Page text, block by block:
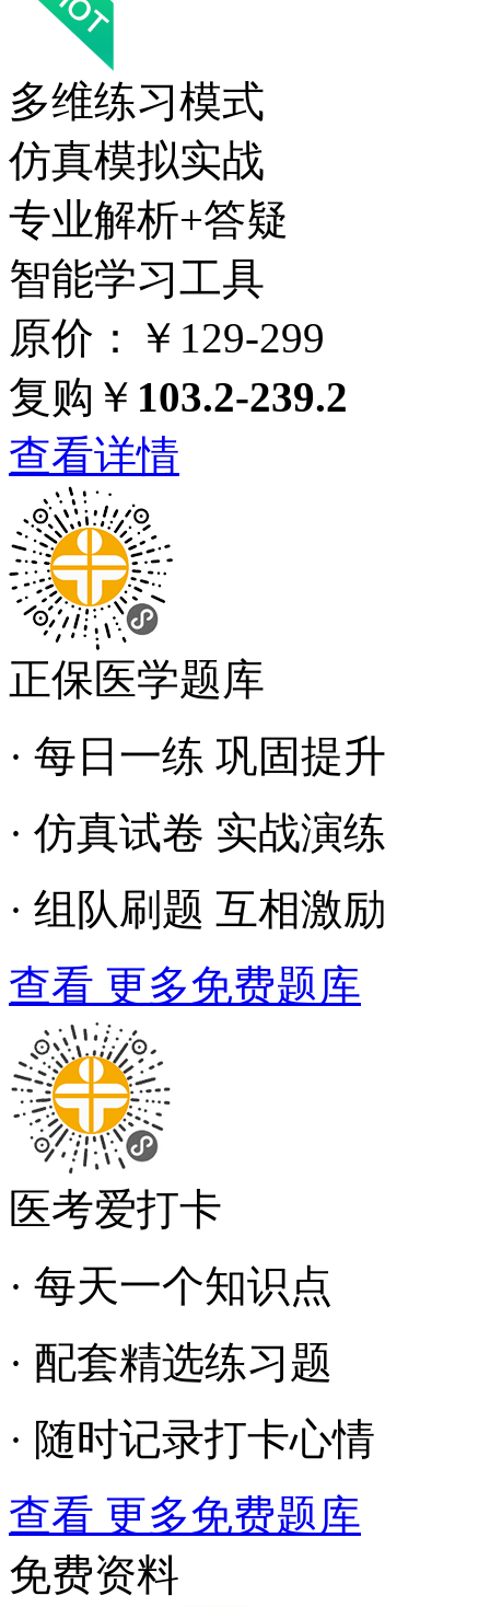
多维练习模式
仿真模拟实战
专业解析+答疑
智能学习工具
原价：￥129-299
复购￥ 103.2-239.2
查看详情
正保医学题库
· 每日一练 巩固提升
· 仿真试卷 实战演练
· 组队刷题 互相激励
查看 更多免费题库
医考爱打卡
· 每天一个知识点
· 配套精选练习题
· 随时记录打卡心情
查看 更多免费题库
免费资料